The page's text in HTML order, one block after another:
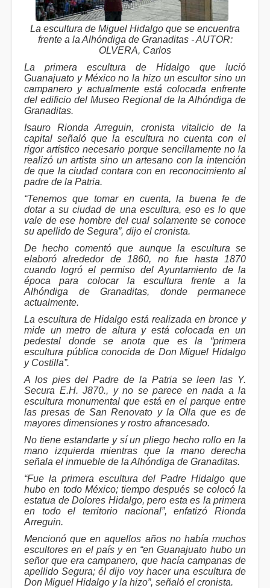
La escultura de Miguel Hidalgo que se encuentra
frente a la Alhóndiga de Granaditas - AUTOR:
OLVERA, Carlos
La primera escultura de Hidalgo que lució
Guanajuato y México no la hizo un escultor sino un
campanero y actualmente está colocada enfrente
del edificio del Museo Regional de la Alhóndiga de
Granaditas.
Isauro Rionda Arreguin, cronista vitalicio de la
capital señaló que la escultura no cuenta con el
rigor artístico necesario porque sencillamente no la
realizó un artista sino un artesano con la intención
de que la ciudad contara con en reconocimiento al
padre de la Patria.
“Tenemos que tomar en cuenta, la buena fe de
dotar a su ciudad de una escultura, eso es lo que
vale de ese hombre del cual solamente se conoce
su apellido de Segura”, dijo el cronista.
De hecho comentó que aunque la escultura se
elaboró alrededor de 1860, no fue hasta 1870
cuando logró el permiso del Ayuntamiento de la
época para colocar la escultura frente a la
Alhóndiga de Granaditas, donde permanece
actualmente.
La escultura de Hidalgo está realizada en bronce y
mide un metro de altura y está colocada en un
pedestal donde se anota que es la “primera
escultura pública conocida de Don Miguel Hidalgo
y Costilla”.
A los pies del Padre de la Patria se leen las Y.
Secura E.H. J870., y no se parece en nada a la
escultura monumental que está en el parque entre
las presas de San Renovato y la Olla que es de
mayores dimensiones y rostro afrancesado.
No tiene estandarte y sí un pliego hecho rollo en la
mano izquierda mientras que la mano derecha
señala el inmueble de la Alhóndiga de Granaditas.
“Fue la primera escultura del Padre Hidalgo que
hubo en todo México; tiempo después se colocó la
estatua de Dolores Hidalgo, pero esta es la primera
en todo el territorio nacional”, enfatizó Rionda
Arreguin.
Mencionó que en aquellos años no había muchos
escultores en el país y en “en Guanajuato hubo un
señor que era campanero, que hacía campanas de
apellido Segura; él dijo voy hacer una escultura de
Don Miguel Hidalgo y la hizo”, señaló el cronista.